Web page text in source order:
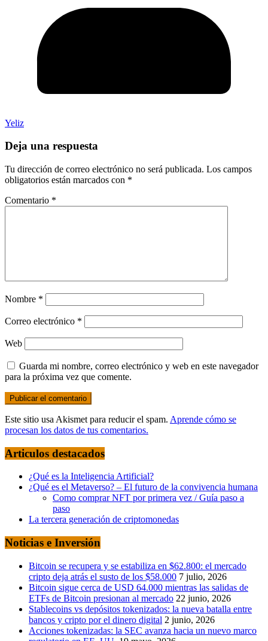
Yeliz
Deja una respuesta
Tu dirección de correo electrónico no será publicada. Los campos
obligatorios están marcados con *
Comentario *
Nombre *
Correo electrónico *
Web
Guarda mi nombre, correo electrónico y web en este navegador
para la próxima vez que comente.
Este sitio usa Akismet para reducir el spam. Aprende cómo se
procesan los datos de tus comentarios.
Articulos destacados
¿Qué es la Inteligencia Artificial?
¿Qué es el Metaverso? – El futuro de la convivencia humana
Como comprar NFT por primera vez / Guía paso a
paso
La tercera generación de criptomonedas
Noticias e Inversión
Bitcoin se recupera y se estabiliza en $62.800: el mercado
cripto deja atrás el susto de los $58.000 7 julio, 2026
Bitcoin sigue cerca de USD 64.000 mientras las salidas de
ETFs de Bitcoin presionan al mercado 22 junio, 2026
Stablecoins vs depósitos tokenizados: la nueva batalla entre
bancos y cripto por el dinero digital 2 junio, 2026
Acciones tokenizadas: la SEC avanza hacia un nuevo marco